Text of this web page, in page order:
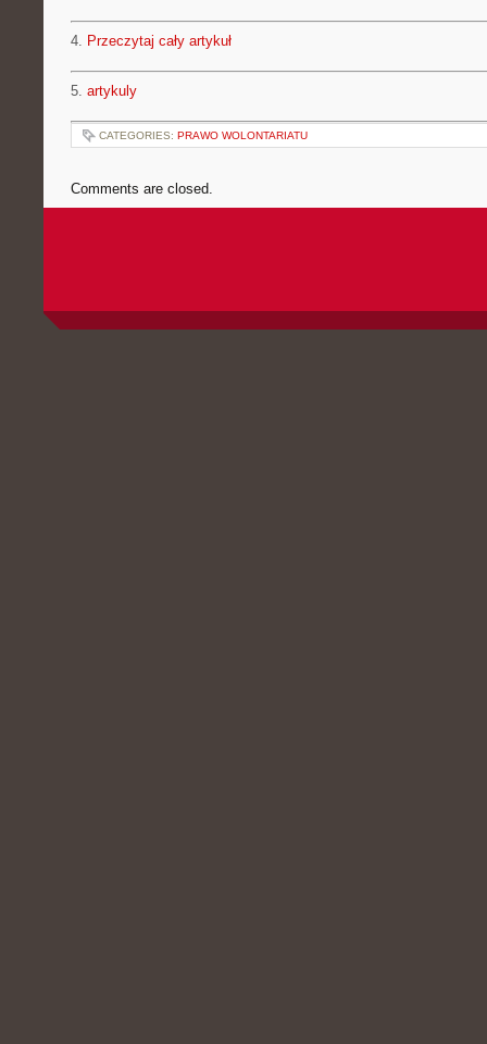
4. Przeczytaj cały artykuł
5. artykuly
CATEGORIES: PRAWO WOLONTARIATU
Comments are closed.